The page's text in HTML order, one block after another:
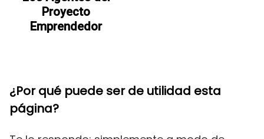
Proyecto
Emprendedor
¿Por qué puede ser de utilidad esta
página?